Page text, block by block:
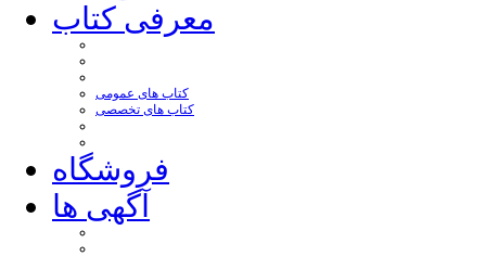
معرفی کتاب
کتاب های عمومی
کتاب های تخصصی
فروشگاه
آگهی ها